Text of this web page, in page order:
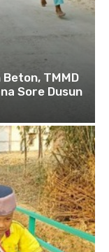
TMMD
Sore Dusun